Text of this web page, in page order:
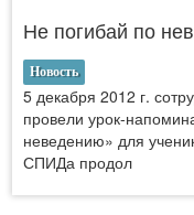
Не погибай по
Новость
5 декабря 2012 г.
провели урок-
неведению» для
СПИДа продол